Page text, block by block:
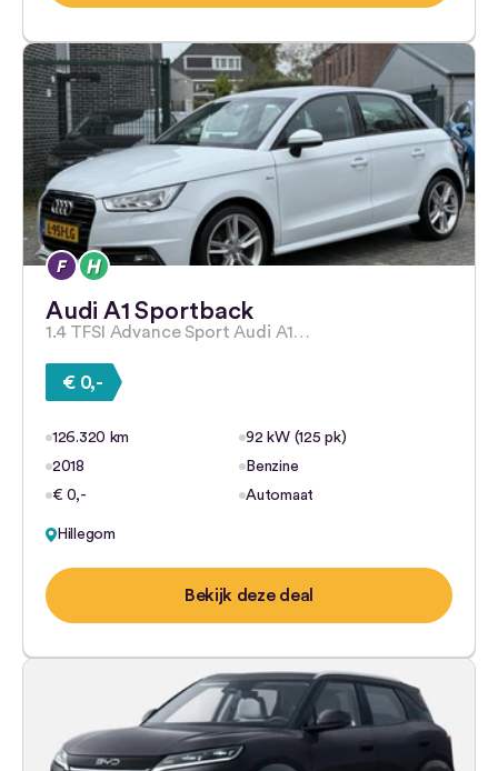
Audi A1 Sportback
1.4 TFSI Advance Sport Audi A1…
€ 0,-
126.320 km
92 kW (125 pk)
2018
Benzine
€ 0,-
Automaat
Hillegom
Bekijk deze deal